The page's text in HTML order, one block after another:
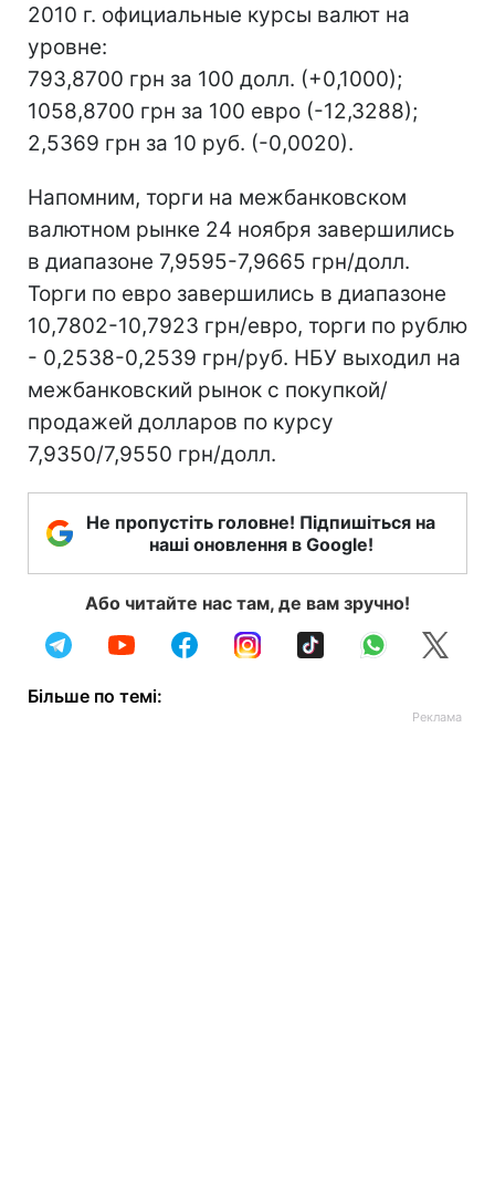
2010 г. официальные курсы валют на
уровне:
793,8700 грн за 100 долл. (+0,1000);
1058,8700 грн за 100 евро (-12,3288);
2,5369 грн за 10 руб. (-0,0020).
Напомним, торги на межбанковском
валютном рынке 24 ноября завершились
в диапазоне 7,9595-7,9665 грн/долл.
Торги по евро завершились в диапазоне
10,7802-10,7923 грн/евро, торги по рублю
- 0,2538-0,2539 грн/руб. НБУ выходил на
межбанковский рынок с покупкой/
продажей долларов по курсу
7,9350/7,9550 грн/долл.
Не пропустіть головне! Підпишіться на
наші оновлення в Google!
Або читайте нас там, де вам зручно!
Більше по темі: